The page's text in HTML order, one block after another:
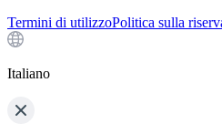
Termini di utilizzoPolitica sulla
Italiano